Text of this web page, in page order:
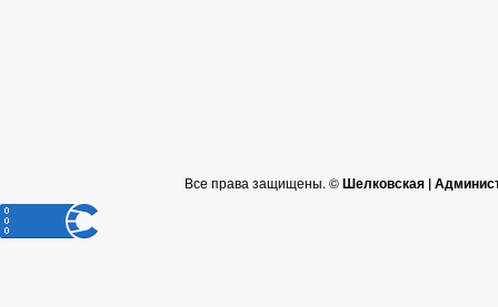
Все права защищены. ©Шелковская |